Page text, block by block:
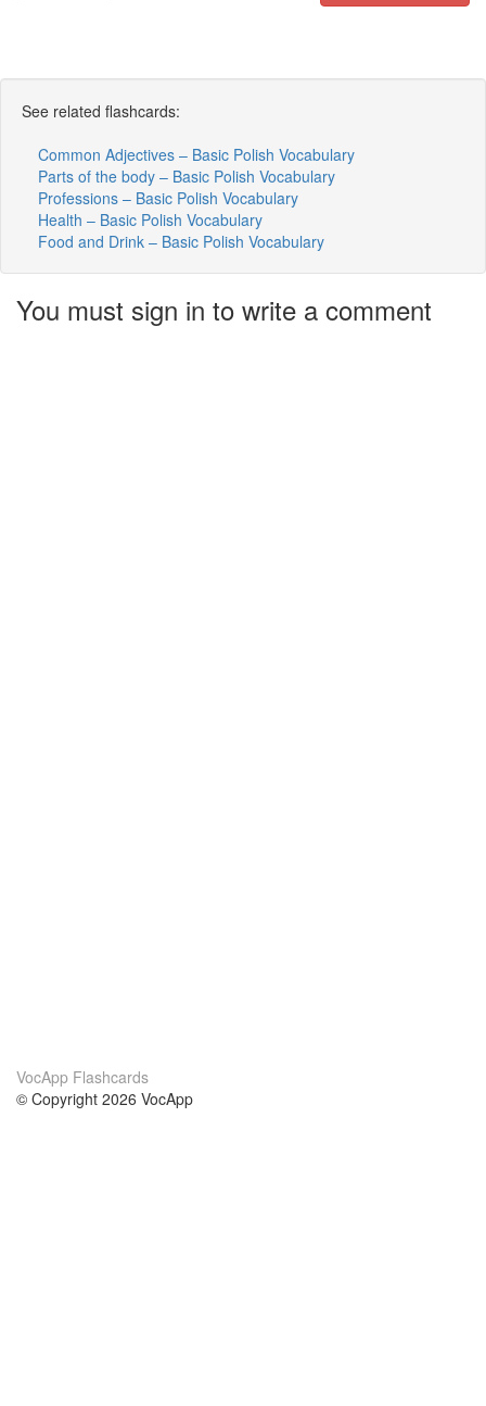
See related flashcards:
Common Adjectives – Basic Polish Vocabulary
Parts of the body – Basic Polish Vocabulary
Professions – Basic Polish Vocabulary
Health – Basic Polish Vocabulary
Food and Drink – Basic Polish Vocabulary
You must sign in to write a comment
VocApp Flashcards
© Copyright 2026 VocApp